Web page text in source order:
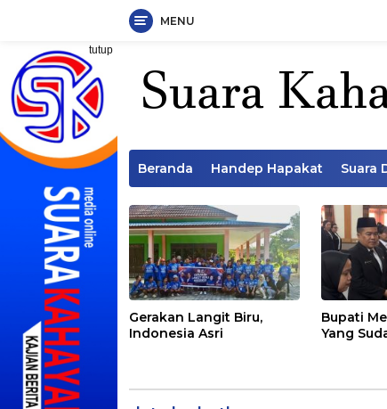
Langsung
konten
MENU
tutup
Beranda Handep Hapakat Suara
Gerakan Langit Biru,
Indonesia Asri
Bupati
Yang